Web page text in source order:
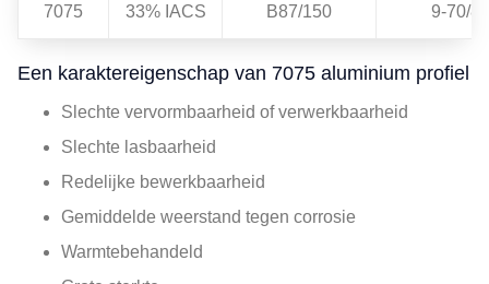
7075 33% IACS B87/150 9-70/8
Een karaktereigenschap van 7075 aluminium profiel
Slechte vervormbaarheid of verwerkbaarheid
Slechte lasbaarheid
Redelijke bewerkbaarheid
Gemiddelde weerstand tegen corrosie
Warmtebehandeld